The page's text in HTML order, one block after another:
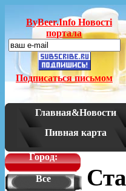
ByBeer.Info Новостi
портала
Подписаться письмом
Главная&Новости
Пивная карта
Город:
Все